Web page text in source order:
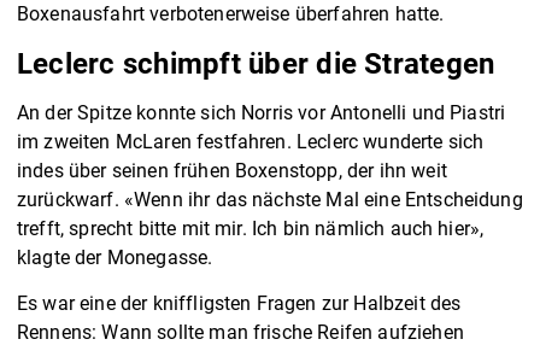
Boxenausfahrt verbotenerweise überfahren hatte.
Leclerc schimpft über die Strategen
An der Spitze konnte sich Norris vor Antonelli und Piastri
im zweiten McLaren festfahren. Leclerc wunderte sich
indes über seinen frühen Boxenstopp, der ihn weit
zurückwarf. «Wenn ihr das nächste Mal eine Entscheidung
trefft, sprecht bitte mit mir. Ich bin nämlich auch hier»,
klagte der Monegasse.
Es war eine der kniffligsten Fragen zur Halbzeit des
Rennens: Wann sollte man frische Reifen aufziehen